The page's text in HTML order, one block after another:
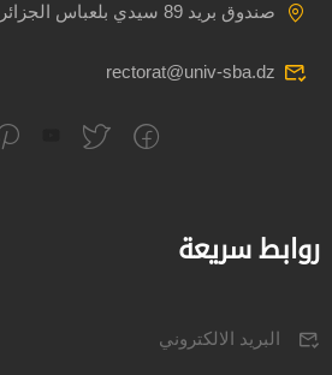
صندوق بريد 89 سيدي بلعباس الجزائر
rectorat@univ-sba.dz
روابط سريعة
البريد الالكتروني